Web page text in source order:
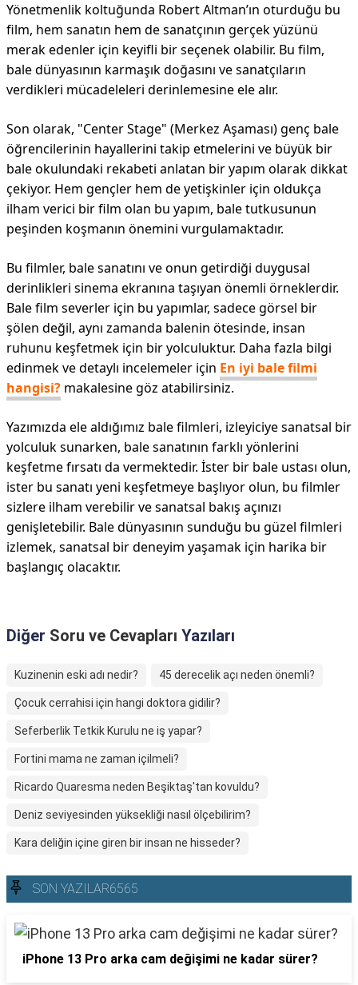
Yönetmenlik koltuğunda Robert Altman’ın oturduğu bu
film, hem sanatın hem de sanatçının gerçek yüzünü
merak edenler için keyifli bir seçenek olabilir. Bu film,
bale dünyasının karmaşık doğasını ve sanatçıların
verdikleri mücadeleleri derinlemesine ele alır.
Son olarak, "Center Stage" (Merkez Aşaması) genç bale
öğrencilerinin hayallerini takip etmelerini ve büyük bir
bale okulundaki rekabeti anlatan bir yapım olarak dikkat
çekiyor. Hem gençler hem de yetişkinler için oldukça
ilham verici bir film olan bu yapım, bale tutkusunun
peşinden koşmanın önemini vurgulamaktadır.
Bu filmler, bale sanatını ve onun getirdiği duygusal
derinlikleri sinema ekranına taşıyan önemli örneklerdir.
Bale film severler için bu yapımlar, sadece görsel bir
şölen değil, aynı zamanda balenin ötesinde, insan
ruhunu keşfetmek için bir yolculuktur. Daha fazla bilgi
edinmek ve detaylı incelemeler için En iyi bale filmi
hangisi? makalesine göz atabilirsiniz.
Yazımızda ele aldığımız bale filmleri, izleyiciye sanatsal bir
yolculuk sunarken, bale sanatının farklı yönlerini
keşfetme fırsatı da vermektedir. İster bir bale ustası olun,
ister bu sanatı yeni keşfetmeye başlıyor olun, bu filmler
sizlere ilham verebilir ve sanatsal bakış açınızı
genişletebilir. Bale dünyasının sunduğu bu güzel filmleri
izlemek, sanatsal bir deneyim yaşamak için harika bir
başlangıç olacaktır.
Diğer Soru ve Cevapları Yazıları
Kuzinenin eski adı nedir? 45 derecelik açı neden önemli?
Çocuk cerrahisi için hangi doktora gidilir?
Seferberlik Tetkik Kurulu ne iş yapar?
Fortini mama ne zaman içilmeli?
Ricardo Quaresma neden Beşiktaş'tan kovuldu?
Deniz seviyesinden yüksekliği nasıl ölçebilirim?
Kara deliğin içine giren bir insan ne hisseder?
SON YAZILAR6565
iPhone 13 Pro arka cam değişimi ne kadar sürer?